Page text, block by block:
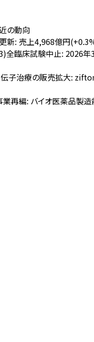
の動向
新: 売上4,968億円
全臨床試験中止: 2026
子治療の販売拡大:
再編: バイオ医薬品製